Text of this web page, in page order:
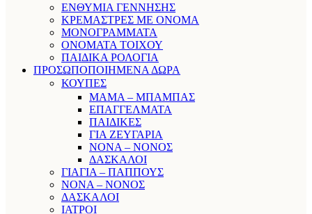
ΕΝΘΥΜΙΑ ΓΕΝΝΗΣΗΣ
ΚΡΕΜΑΣΤΡΕΣ ΜΕ ΟΝΟΜΑ
ΜΟΝΟΓΡΑΜΜΑΤΑ
ΟΝΟΜΑΤΑ ΤΟΙΧΟΥ
ΠΑΙΔΙΚΑ ΡΟΛΟΓΙΑ
ΠΡΟΣΩΠΟΠΟΙΗΜΕΝΑ ΔΩΡΑ
ΚΟΥΠΕΣ
ΜΑΜΑ – ΜΠΑΜΠΑΣ
ΕΠΑΓΓΕΛΜΑΤΑ
ΠΑΙΔΙΚΕΣ
ΓΙΑ ΖΕΥΓΑΡΙΑ
ΝΟΝΑ – ΝΟΝΟΣ
ΔΑΣΚΑΛΟΙ
ΓΙΑΓΙΑ – ΠΑΠΠΟΥΣ
ΝΟΝΑ – ΝΟΝΟΣ
ΔΑΣΚΑΛΟΙ
ΙΑΤΡΟΙ